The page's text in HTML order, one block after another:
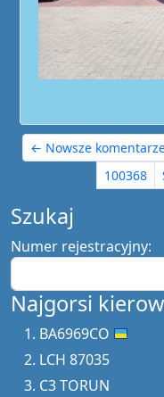
← Nowsze
100368
Szukaj
Numer rejestracyjny:
Najgorsi
BA6969CO
LCH 87035
C3 TORUN